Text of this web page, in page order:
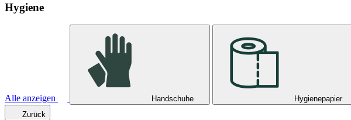
Hygiene
Alle anzeigen Handschuhe Hygienepapier
Zurück